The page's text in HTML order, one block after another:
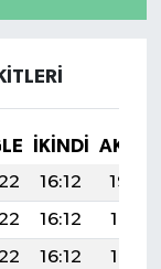
İKINDI
16:12
19:32
16:12
19:31
16:12
19:31